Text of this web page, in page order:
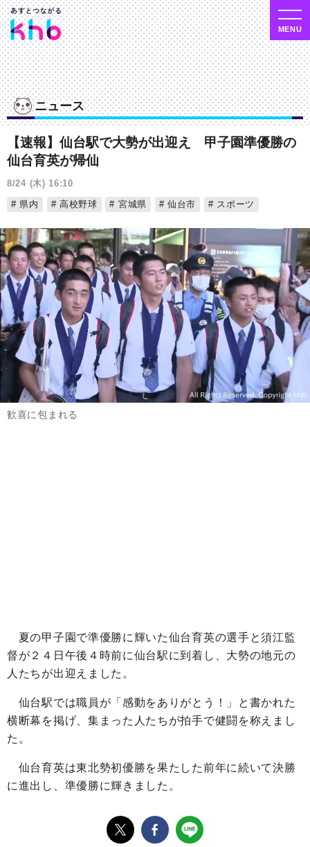
ニュース
【速報】仙台駅で大勢が出迎え 甲子園準優勝の
仙台育英が帰仙
8/24 (木) 16:10
県内
高校野球 宮城県 仙台市 スポーツ
歓喜に包まれる
夏の甲子園で準優勝に輝いた仙台育英の選手と須江監
督が２４日午後４時前に仙台駅に到着し、大勢の地元の
人たちが出迎えました。
仙台駅では職員が「感動をありがとう！」と書かれた
横断幕を掲げ、集まった人たちが拍手で健闘を称えまし
た。
仙台育英は東北勢初優勝を果たした前年に続いて決勝
に進出し、準優勝に輝きました。